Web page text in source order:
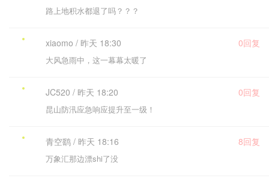
路上地积水都退了吗？？？
xiaomo / 昨天 18:30 0回复
大风急雨中，这一幕幕太暖了
JC520 / 昨天 18:20 0回复
昆山防汛应急响应提升至一级！
青空鹞 / 昨天 18:16 8回复
万象汇那边漂shi了没